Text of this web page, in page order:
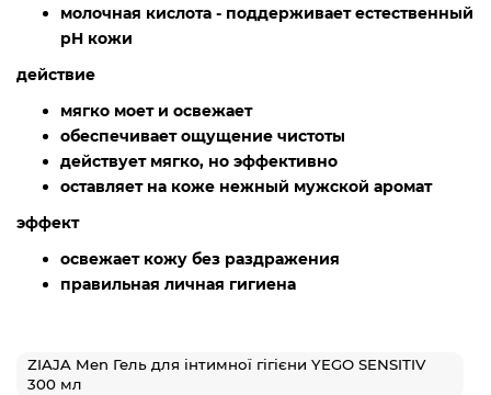
молочная кислота - поддерживает естественный
pH кожи
действие
мягко моет и освежает
обеспечивает ощущение чистоты
действует мягко, но эффективно
оставляет на коже нежный мужской аромат
эффект
освежает кожу без раздражения
правильная личная гигиена
ZIAJA Men Гель для інтимної гігієни YEGO SENSITIV
300 мл